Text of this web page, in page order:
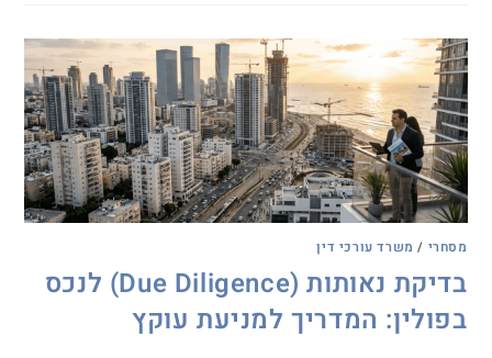
מסחרי / משרד עורכי דין
בדיקת נאותות (Due Diligence) לנכס
בפולין: המדריך למניעת עוקץ